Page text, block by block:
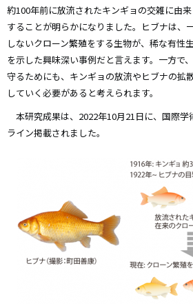
約100年前に放流されたキンギョの交雑に由
することが明らかになりました。ヒブナは、
しないクローン繁殖をする生物が、稀な有性
を示した興味深い事例だと言えます。一方で
守るためにも、キンギョの放流やヒブナの拡
していく必要があると考えられます。
本研究成果は、2022年10月21日に、国際学
ライン掲載されました。